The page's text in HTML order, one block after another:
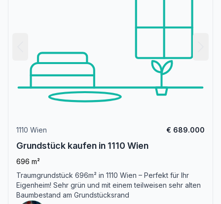
1110 Wien € 689.000
Grundstück kaufen in 1110 Wien
696 m²
Traumgrundstück 696m² in 1110 Wien – Perfekt für Ihr
Eigenheim! Sehr grün und mit einem teilweisen sehr alten
Baumbestand am Grundstücksrand